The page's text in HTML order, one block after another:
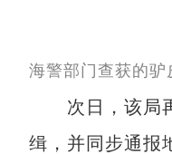
海警部门查获的驴
次日，该局再
缉，并同步通报